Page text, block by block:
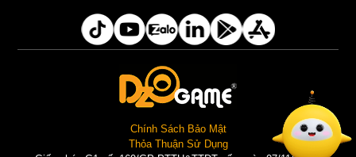
Chính Sách Bảo Mật
Thỏa Thuận Sử Dụng